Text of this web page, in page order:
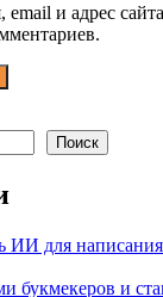
и адрес
Поиск
ИИ для
букмекеров и